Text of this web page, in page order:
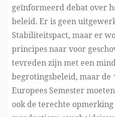
geïnformeerd debat over
beleid. Er is geen
Stabiliteitspact, maar er
principes naar voor
tevreden zijn met een
begrotingsbeleid, maar de
Europees Semester
ook de terechte